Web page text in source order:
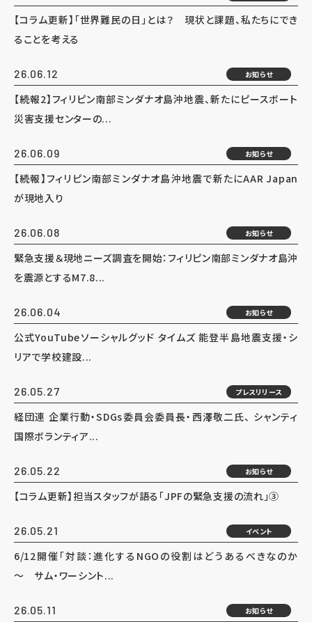
【コラム更新】「世界難民の日」とは？ 現状と課題、私たちにでき
ることを考える
26.06.12 お知らせ
【続報2】フィリピン南部ミンダナオ島沖地震、新たにピースボート
災害支援センターの...
26.06.09 お知らせ
【続報】フィリピン南部ミンダナオ島沖地震で新たにAAR Japan
が現地入り
26.06.08 お知らせ
緊急支援＆現地ニーズ調査を開始：フィリピン南部ミンダナオ島沖
を震源とするM7.8...
26.06.04 お知らせ
公式YouTubeソーシャルグッド タイムズ 能登半島地震支援・シ
リアで学校建設...
26.05.27 プレスリリース
経団連 企業行動・SDGs委員会委員長・西澤敬二氏、 シャンティ
国際ボランティア...
26.05.22 お知らせ
【コラム更新】担当スタッフが語る「JPFの緊急支援の流れ」③
26.05.21 イベント
6/12開催「対談：進化するNGOの役割はどうあるべきなのか
～ サム・ワーシント...
26.05.11 お知らせ